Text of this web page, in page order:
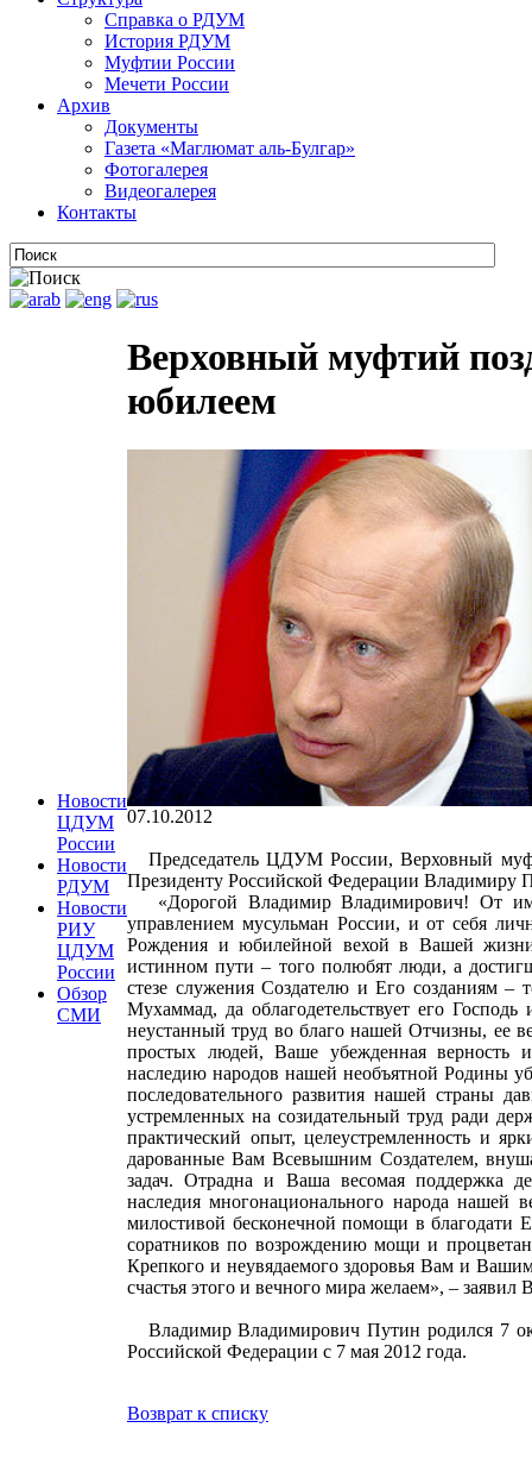
Справка о РДУМ
История РДУМ
Муфтии России
Мечети России
Архив
Документы
Газета «Маглюмат аль-Булгар»
Фотогалерея
Видеогалерея
Контакты
Новости
ЦДУМ
России
Новости
РДУМ
Новости
РИУ
ЦДУМ
России
Обзор
СМИ
Верховный муфтий
юбилеем
07.10.2012
Председатель ЦДУМ России, Верховный
Президенту Российской Федерации Владимиру
«Дорогой Владимир Владимирович! От
управлением мусульман России, и от себя
Рождения и юбилейной вехой в Вашей
истинном пути – того полюбят люди, а
стезе служения Создателю и Его созданиям –
Мухаммад, да облагодетельствует его
неустанный труд во благо нашей Отчизны, ее
простых людей, Ваше убежденная верность
наследию народов нашей необъятной Родины
последовательного развития нашей страны
устремленных на созидательный труд ради
практический опыт, целеустремленность и
дарованные Вам Всевышним Создателем,
задач. Отрадна и Ваша весомая поддержка
наследия многонационального народа
милостивой бесконечной помощи в
соратников по возрождению мощи и
Крепкого и неувядаемого здоровья Вам и
счастья этого и вечного мира желаем», –
Владимир Владимирович Путин родился 7
Российской Федерации с 7 мая 2012 года.
Возврат к списку